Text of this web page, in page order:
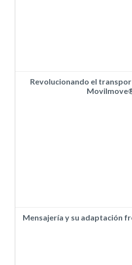
Revolucionando el
Mensajería y su adaptación